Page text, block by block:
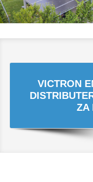
VICTRON
ZA